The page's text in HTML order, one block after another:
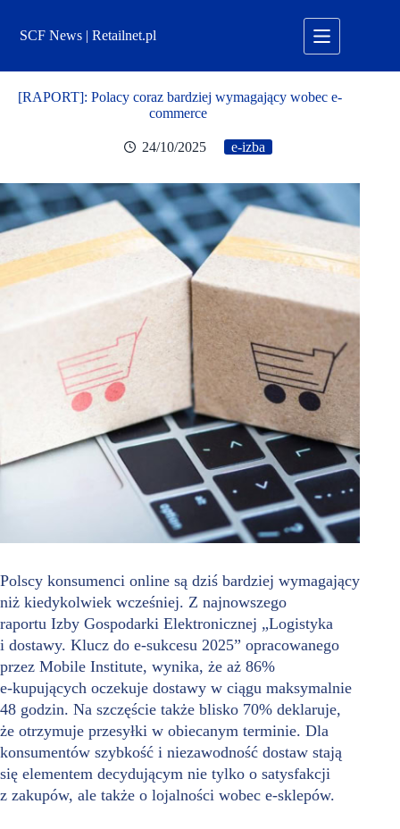
treściSCF News | Retailnet.pl
[RAPORT]: Polacy coraz bardziej wymagający wobec e-
commerce
24/10/2025 e-izba
Polscy konsumenci online są dziś bardziej wymagający
niż kiedykolwiek wcześniej. Z najnowszego
raportu Izby Gospodarki Elektronicznej „Logistyka
i dostawy. Klucz do e‑sukcesu 2025” opracowanego
przez Mobile Institute, wynika, że aż 86%
e‑kupujących oczekuje dostawy w ciągu maksymalnie
48 godzin. Na szczęście także blisko 70% deklaruje,
że otrzymuje przesyłki w obiecanym terminie. Dla
konsumentów szybkość i niezawodność dostaw stają
się elementem decydującym nie tylko o satysfakcji
z zakupów, ale także o lojalności wobec e‑sklepów.